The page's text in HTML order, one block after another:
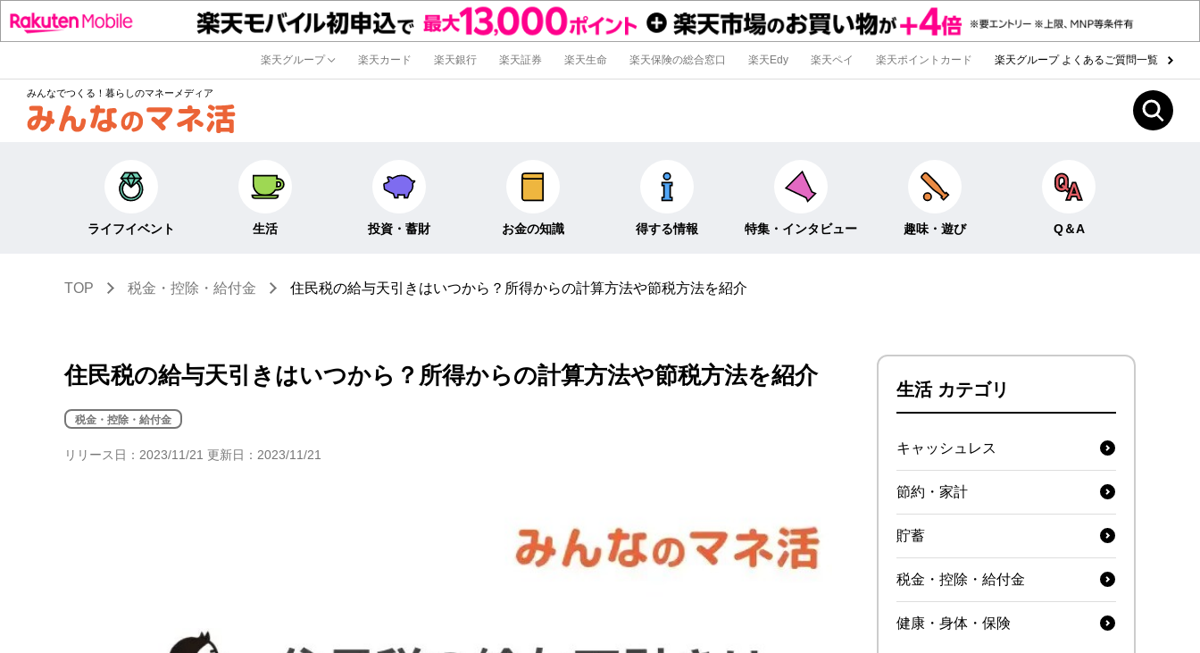
楽天グループ 楽天カード 楽天銀行 楽天証券 楽天生命 楽天保険の総合窓口 楽天Edy 楽天ペイ 楽天ポイントカード 楽天グループ よくあるご質問一覧
みんなでつくる！暮らしのマネーメディア
ライフイベント
キャリア・働き方
生活・住まい
年金・老後・相続
生活
キャッシュレス
貯蓄
税金・控除・給付金
投資・蓄財
株式・投資信託
iDeCo・そのほか投資
お金の知識
経済キーワード
得する情報
ポイ活・節約術
特集・インタビュー
特集
趣味・遊び
みんなのホンネ
Q＆A
投資・貯蓄
お金の知識
TOP 税金・控除・給付金 住民税の給与天引きはいつから？所得からの計算方法や節税方法を紹介
住民税の給与天引きはいつから？所得からの計算方法や節税方法を紹介
税金・控除・給付金
リリース日：2023/11/21 更新日：2023/11/21
生活 カテゴリ
キャッシュレス
節約・家計
貯蓄
税金・控除・給付金
健康・身体・保険